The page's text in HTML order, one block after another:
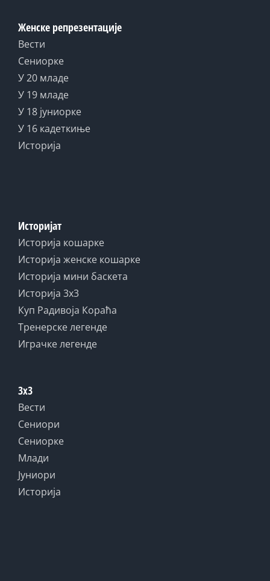
Женске репрезентације
Вести
Сениорке
У 20 младе
У 19 младе
У 18 јуниорке
У 16 кадеткиње
Историја
Историјат
Историја кошарке
Историја женске кошарке
Историја мини баскета
Историја 3x3
Куп Радивоја Кораћа
Тренерске легенде
Играчке легенде
3x3
Вести
Сениори
Сениорке
Млади
Јуниори
Историја